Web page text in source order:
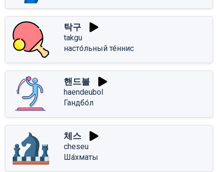
탁구
takgu
насто́льный те́ннис
핸드볼
haendeubol
Гандбо́л
체스
cheseu
Ша́хматы